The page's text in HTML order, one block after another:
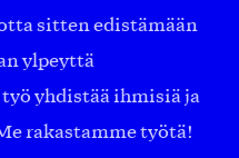
sitten edistämään
ylpeyttä
yhdistää ihmisiä ja
rakastamme työtä!